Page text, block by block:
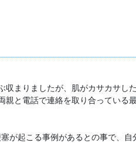
まりましたが、肌がカサカサし
と電話で連絡を取り合ってい
起こる事例があるとの事で、自